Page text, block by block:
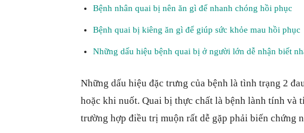
Bệnh nhân quai bị nên ăn gì để nhanh chóng hồi phục
Bệnh quai bị kiêng ăn gì để giúp sức khỏe mau hồi phục
Những dấu hiệu bệnh quai bị ở người lớn dễ nhận biết
Những dấu hiệu đặc trưng của bệnh là tình trạng 2
hoặc khi nuốt. Quai bị thực chất là bệnh lành tính và
trường hợp điều trị muộn rất dễ gặp phải biến chứng